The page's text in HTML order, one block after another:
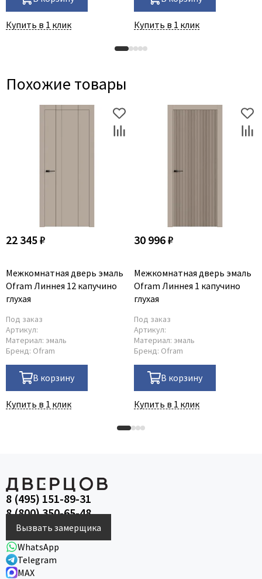
Купить в 1 клик Купить в 1 клик
Похожие товары
22 345 ₽
Межкомнатная дверь эмаль
Ofram Линнея 12 капучино
глухая
Под заказ
Артикул:
Материал: эмаль
Бренд: Ofram
В корзину
Купить в 1 клик
30 996 ₽
Межкомнатная дверь эмаль
Ofram Линнея 1 капучино
глухая
Под заказ
Артикул:
Материал: эмаль
Бренд: Ofram
В корзину
Купить в 1 клик
8 (495) 151-89-31
8 (800) 350-65-48
Вызвать замерщика
WhatsApp
Telegram
MAX